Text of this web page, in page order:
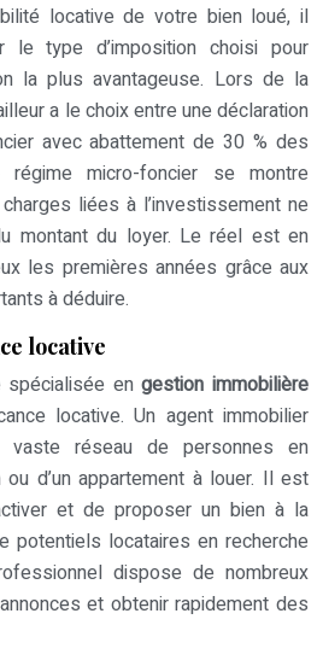
locative de votre bien loué, il
le type d’imposition choisi pour
la plus avantageuse. Lors de la
a le choix entre une déclaration
avec abattement de 30 % des
micro-foncier se montre
liées à l’investissement ne
montant du loyer. Le réel est en
les premières années grâce aux
à déduire.
locative
spécialisée engestion immobilière
locative. Un agent immobilier
réseau de personnes en
ou d’un appartement à louer. Il est
et de proposer un bien à la
potentiels locataires en recherche
dispose de nombreux
et obtenir rapidement des